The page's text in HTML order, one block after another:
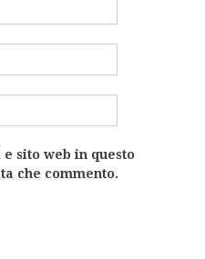
sito web in questo
che commento.